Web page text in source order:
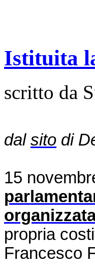
Istituita
scritto da
dal sito di
15
propria
Francesco